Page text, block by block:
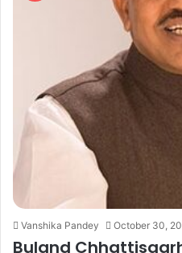
Vanshika Pandey October 30,
Buland